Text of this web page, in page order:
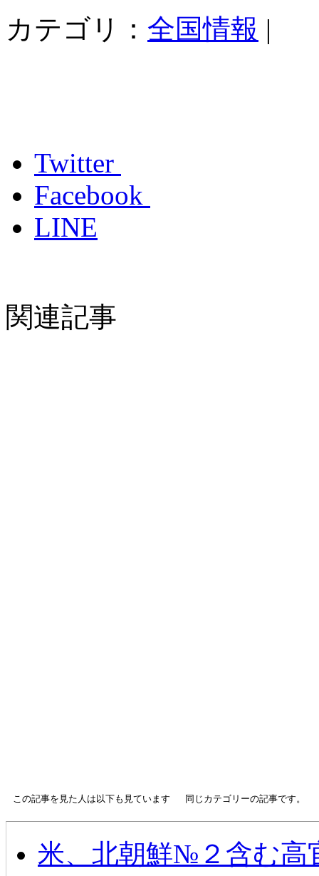
カテゴリ： 全国情報 |
Twitter
Facebook
LINE
関連記事
この記事を見た人は以下も見ています 同じカテゴリーの記事です。
米、北朝鮮№２含む